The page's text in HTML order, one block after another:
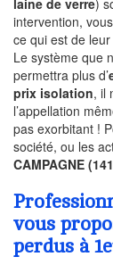
laine de verre)
intervention,
ce qui est de
Le système que
permettra plus d’
prix isolation, il
l’appellation
pas exorbitant !
société, ou les
CAMPAGNE
vous
perdus à